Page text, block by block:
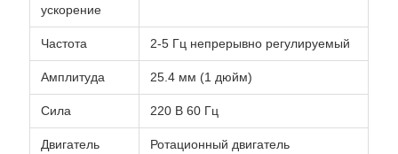
ускорение
Частота 2-5 Гц непрерывно регулируемый
Амплитуда 25.4 мм (1 дюйм)
Сила 220 В 60 Гц
Двигатель Ротационный двигатель